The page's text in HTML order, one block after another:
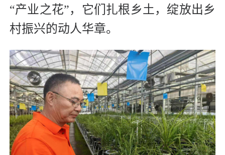
“产业之花”，它们扎根乡土，绽放出乡
村振兴的动人华章。